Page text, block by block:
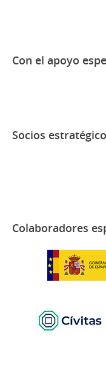
Con el apoyo
Socios
Colaboradores